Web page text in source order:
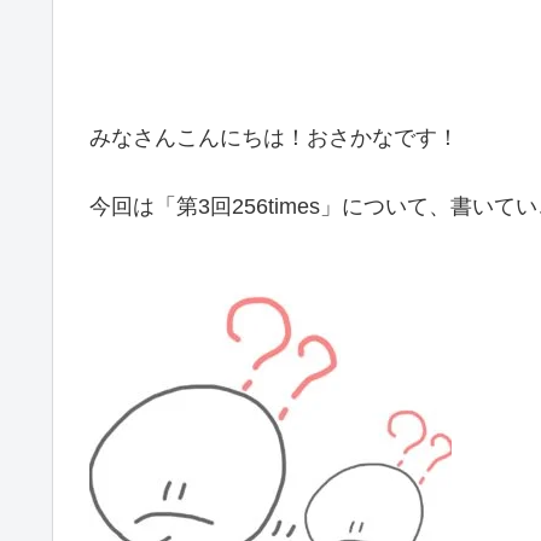
みなさんこんにちは！おさかなです！
今回は「第3回256times」について、書いてい